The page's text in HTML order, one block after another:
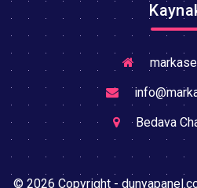
Bedava
© 2026 Copyright -